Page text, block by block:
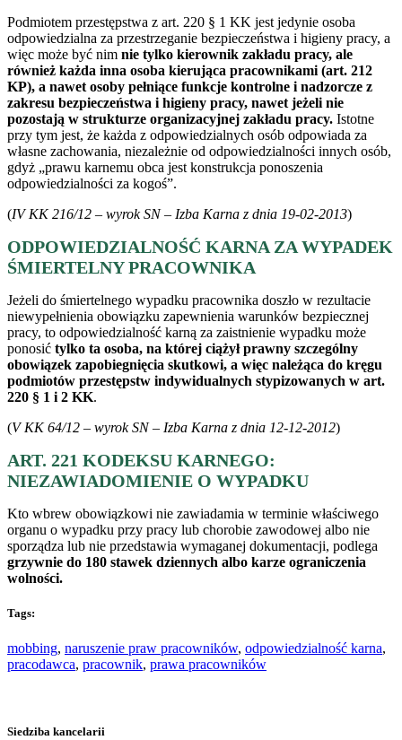
Podmiotem przestępstwa z art. 220 § 1 KK jest jedynie osoba
odpowiedzialna za przestrzeganie bezpieczeństwa i higieny pracy, a
więc może być nim nie tylko kierownik zakładu pracy, ale
również każda inna osoba kierująca pracownikami (art. 212
KP), a nawet osoby pełniące funkcje kontrolne i nadzorcze z
zakresu bezpieczeństwa i higieny pracy, nawet jeżeli nie
pozostają w strukturze organizacyjnej zakładu pracy. Istotne
przy tym jest, że każda z odpowiedzialnych osób odpowiada za
własne zachowania, niezależnie od odpowiedzialności innych osób,
gdyż „prawu karnemu obca jest konstrukcja ponoszenia
odpowiedzialności za kogoś”.
(IV KK 216/12 – wyrok SN – Izba Karna z dnia 19-02-2013)
ODPOWIEDZIALNOŚĆ KARNA ZA WYPADEK
ŚMIERTELNY PRACOWNIKA
Jeżeli do śmiertelnego wypadku pracownika doszło w rezultacie
niewypełnienia obowiązku zapewnienia warunków bezpiecznej
pracy, to odpowiedzialność karną za zaistnienie wypadku może
ponosić tylko ta osoba, na której ciążył prawny szczególny
obowiązek zapobiegnięcia skutkowi, a więc należąca do kręgu
podmiotów przestępstw indywidualnych stypizowanych w art.
220 § 1 i 2 KK.
(V KK 64/12 – wyrok SN – Izba Karna z dnia 12-12-2012)
ART. 221 KODEKSU KARNEGO:
NIEZAWIADOMIENIE O WYPADKU
Kto wbrew obowiązkowi nie zawiadamia w terminie właściwego
organu o wypadku przy pracy lub chorobie zawodowej albo nie
sporządza lub nie przedstawia wymaganej dokumentacji, podlega
grzywnie do 180 stawek dziennych albo karze ograniczenia
wolności.
Tags:
mobbing, naruszenie praw pracowników, odpowiedzialność karna,
pracodawca, pracownik, prawa pracowników
Siedziba kancelarii